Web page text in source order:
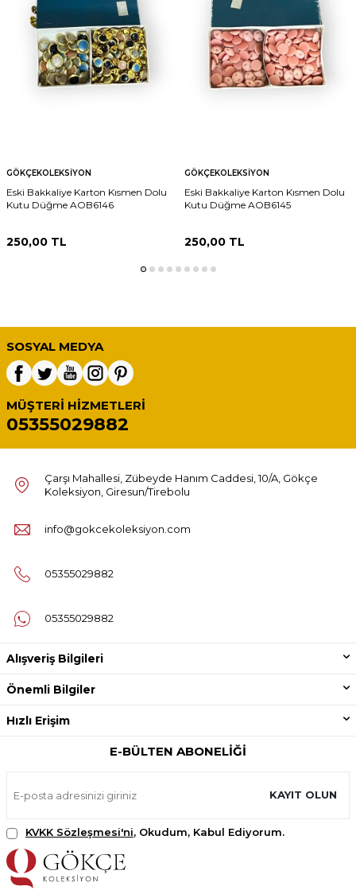
GÖKÇEKOLEKSIYON
Eski Bakkaliye Karton Kısmen Dolu
Kutu Düğme AOB6146
250,00 TL
GÖKÇEKOLEKSIYON
Eski Bakkaliye Karton Kısmen Dolu
Kutu Düğme AOB6145
250,00TL
SOSYAL MEDYA
MÜŞTERI HIZMETLERI
05355029882
Çarşı Mahallesi, Zübeyde Hanım Caddesi, 10/A, Gökçe
Koleksiyon, Giresun/Tirebolu
info@gokcekoleksiyon.com
05355029882
05355029882
Alışveriş Bilgileri
Önemli Bilgiler
Hızlı Erişim
E-BÜLTEN ABONELIĞI
KAYIT OLUN
KVKK Sözleşmesi'ni, Okudum, Kabul Ediyorum.